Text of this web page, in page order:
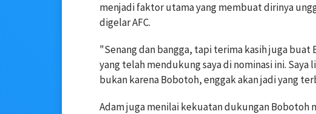
menjadi faktor utama yang membuat dirinya
digelar AFC.
"Senang dan bangga, tapi terima kasih juga
yang telah mendukung saya di nominasi ini.
bukan karena Bobotoh, enggak akan jadi yang
Adam juga menilai kekuatan dukungan Bobotoh